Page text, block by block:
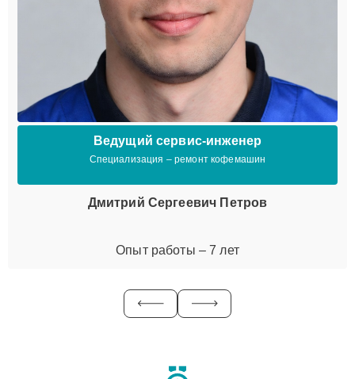
Ведущий сервис-инженер
Специализация – ремонт кофемашин
Дмитрий Сергеевич Петров
Опыт работы – 7 лет